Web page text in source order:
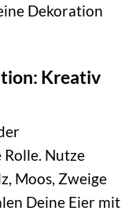
Dekoration
Kreativ
Nutze
Moos, Zweige
Deine Eier mit